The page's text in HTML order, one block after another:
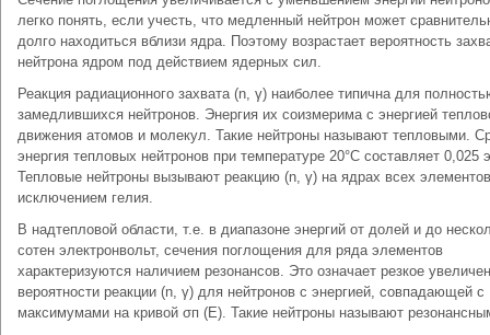
легко понять, если учесть, что медленный нейтрон может
долго находиться вблизи ядра. Поэтому возрастает вероятность
нейтрона ядром под действием ядерных сил.
Реакция радиационного захвата (n, γ) наиболее типична для
замедлившихся нейтронов. Энергия их соизмерима с энергией
движения атомов и молекул. Такие нейтроны называют тепловыми.
энергия тепловых нейтронов при температуре 20°С составляет 0,025
Тепловые нейтроны вызывают реакцию (n, γ) на ядрах всех
исключением гелия.
В надтепловой области, т.е. в диапазоне энергий от долей и до
сотен электронвольт, сечения поглощения для ряда элементов
характеризуются наличием резонансов. Это означает резкое
вероятности реакции (n, γ) для нейтронов с энергией, совпадающей с
максимумами на кривой σп (Е). Такие нейтроны называют